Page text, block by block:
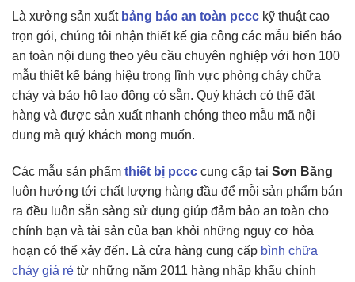
Là xưởng sản xuất bảng báo an toàn pccc kỹ thuật cao
trọn gói, chúng tôi nhận thiết kế gia công các mẫu biển báo
an toàn nội dung theo yêu cầu chuyên nghiệp với hơn 100
mẫu thiết kế bảng hiệu trong lĩnh vực phòng cháy chữa
cháy và bảo hộ lao động có sẵn. Quý khách có thể đặt
hàng và được sản xuất nhanh chóng theo mẫu mã nội
dung mà quý khách mong muốn.
Các mẫu sản phẩm thiết bị pccc cung cấp tại Sơn Băng
luôn hướng tới chất lượng hàng đầu để mỗi sản phẩm bán
ra đều luôn sẵn sàng sử dụng giúp đảm bảo an toàn cho
chính bạn và tài sản của bạn khỏi những nguy cơ hỏa
hoạn có thể xảy đến. Là cửa hàng cung cấp bình chữa
cháy giá rẻ từ những năm 2011 hàng nhập khẩu chính